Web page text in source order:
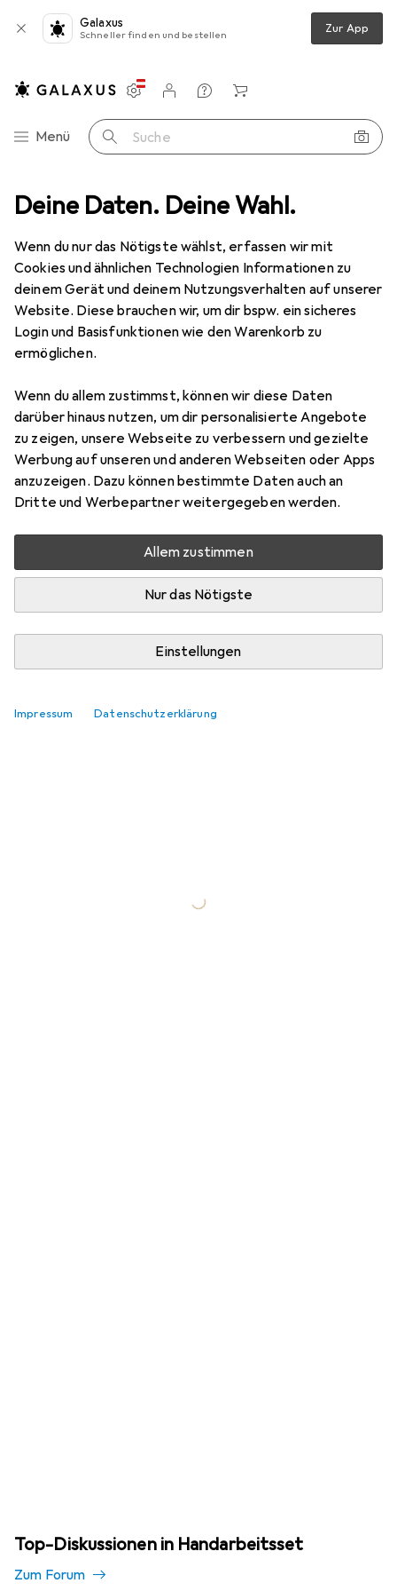
Deine Daten. Deine Wahl.
Wenn du nur das Nötigste wählst, erfassen wir mit
Cookies und ähnlichen Technologien Informationen zu
deinem Gerät und deinem Nutzungsverhalten auf unserer
Website. Diese brauchen wir, um dir bspw. ein sicheres
Login und Basisfunktionen wie den Warenkorb zu
ermöglichen.
Wenn du allem zustimmst, können wir diese Daten
darüber hinaus nutzen, um dir personalisierte Angebote
zu zeigen, unsere Webseite zu verbessern und gezielte
Werbung auf unseren und anderen Webseiten oder Apps
anzuzeigen. Dazu können bestimmte Daten auch an
Dritte und Werbepartner weitergegeben werden.
Allem zustimmen
Nur das Nötigste
Einstellungen
Impressum Datenschutzerklärung
Galaxus
Schneller finden und bestellen Zur App
Navigation nach Kategorien
Menü Suche
Einstellungen
Kundenkonto
Vergleichslisten
Merklisten
Warenkorb
Spielzeug Basteln Kreativsets
Handarbeitsset
Produkte Forum
Top-Diskussionen in Handarbeitsset
Zum Forum